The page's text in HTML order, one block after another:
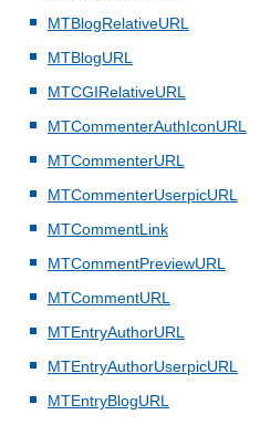
MTBlogRelativeURL
MTBlogURL
MTCGIRelativeURL
MTCommenterAuthIconURL
MTCommenterURL
MTCommenterUserpicURL
MTCommentLink
MTCommentPreviewURL
MTCommentURL
MTEntryAuthorURL
MTEntryAuthorUserpicURL
MTEntryBlogURL